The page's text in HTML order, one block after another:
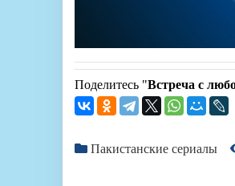
Поделитесь "Встреча с
Пакистанские сериалы